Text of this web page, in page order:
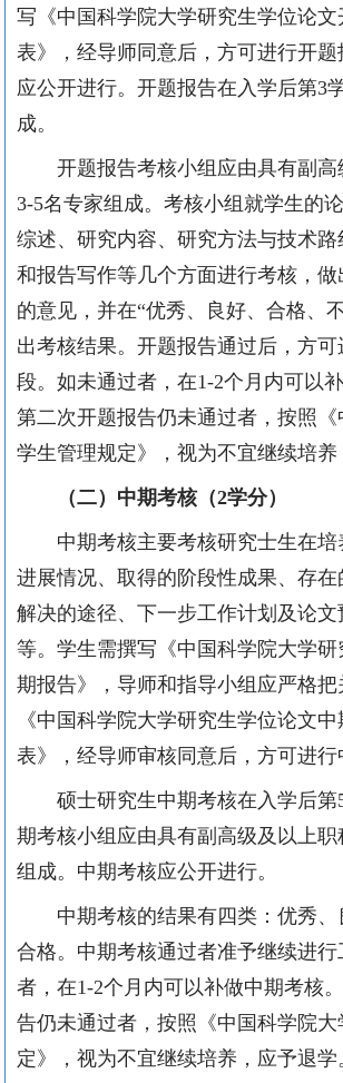
写《中国科学院大学研究生学位论
表》，经导师同意后，方可进行开
应公开进行。开题报告在入学后第3
成。
开题报告考核小组应由具有副高
3-5名专家组成。考核小组就学生的
综述、研究内容、研究方法与技术
和报告写作等几个方面进行考核，
的意见，并在“优秀、良好、合格、
出考核结果。开题报告通过后，方
段。如未通过者，在1-2个月内可以补
第二次开题报告仍未通过者，按照
学生管理规定》，视为不宜继续培养
（二） 中期考核（2学分）
中期考核主要考核研究士生在培
进展情况、取得的阶段性成果、存
解决的途径、下一步工作计划及论文
等。学生需撰写《中国科学院大学研
期报告》，导师和指导小组应严格
《中国科学院大学研究生学位论文
表》，经导师审核同意后，方可进行
硕士研究生中期考核在入学后第
期考核小组应由具有副高级及以上职
组成。中期考核应公开进行。
中期考核的结果有四类：优秀、
合格。中期考核通过者准予继续进
者，在1-2个月内可以补做中期考核
告仍未通过者，按照《中国科学院
定》，视为不宜继续培养，应予退学